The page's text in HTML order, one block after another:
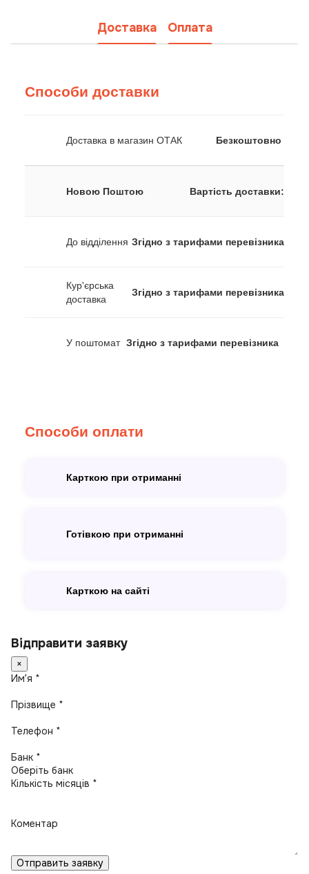
Доставка Оплата
Способи доставки
Доставка в магазин ОТАК Безкоштовно
Новою Поштою Вартість доставки:
До відділення Згідно з тарифами перевізника
Кур'єрська
доставка
Згідно з тарифами перевізника
У поштомат Згідно з тарифами перевізника
Способи оплати
Карткою при отриманні
Готівкою при отриманні
Карткою на сайті
Відправити заявку
×
Имʼя *
Прізвище *
Телефон *
Банк *
Кількість місяців *
Коментар
Отправить заявку